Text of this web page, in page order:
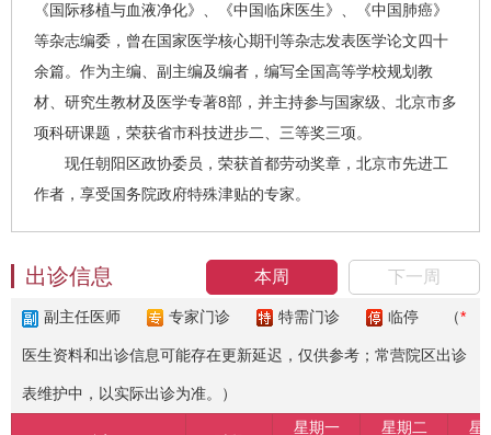
《国际移植与血液净化》、《中国临床医生》、《中国肺癌》
等杂志编委，曾在国家医学核心期刊等杂志发表医学论文四十
余篇。作为主编、副主编及编者，编写全国高等学校规划教
材、研究生教材及医学专著8部，并主持参与国家级、北京市多
项科研课题，荣获省市科技进步二、三等奖三项。
现任朝阳区政协委员，荣获首都劳动奖章，北京市先进工
作者，享受国务院政府特殊津贴的专家。
本周 下一周
出诊信息
副主任医师 专家门诊 特需门诊 临停 （*
医生资料和出诊信息可能存在更新延迟，仅供参考；常营院区出诊
表维护中，以实际出诊为准。）
星期一
星期二
星